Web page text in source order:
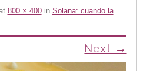
800 × 400in Solana: cuando la
Next →